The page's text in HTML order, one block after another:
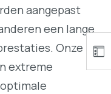
aangepast
een lange
Onze
extreme